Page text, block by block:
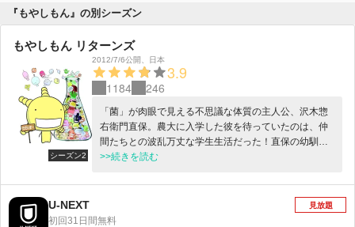
『もやしもん』の別シーズン
もやしもん リターンズ
シーズン2
2012/7/6公開 日本
3.9
1184 246
「菌」が肉眼で見える不思議な体質の主人公、沢木惣
右衛門直保。農大に入学した彼を待っていたのは、仲
間たちとの波乱万丈な学生生活だった！直保の幼馴染
で造り酒屋の息子、結城蛍。ボンデージファッション
の教授・樹慶蔵。その他個性的な面々と繰り広げられ
る直保の農大生活。入学から春祭、そして「菌がみえ
なくなる」というアクシデントを乗り越え、ますます
>>続きを読む
U-NEXT
初回31日間無料
見放題